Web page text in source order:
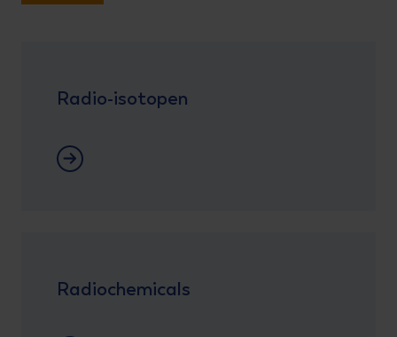
Radio-isotopen
Radio-isotopen
Radiochemicals